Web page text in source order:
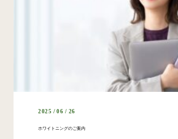
2025 / 06 / 26
ホワイトニングのご案内